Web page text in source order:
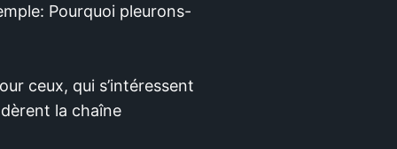
Pourquoi pleurons-
ceux, qui s’intéressent
la chaîne